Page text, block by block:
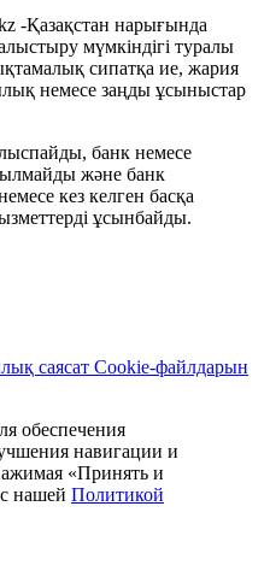
-Қазақстан нарығында
мүмкіндігі туралы
сипатқа ие, жария
немесе заңды ұсыныстар
банк немесе
және банк
кез келген басқа
ұсынбайды.
саясат Cookie-файлдарын
обеспечения
навигации и
«Принять и
нашей Политикой